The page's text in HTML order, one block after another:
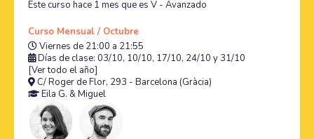
Este curso hace 1 mes que es V - Avanzado
Curso Mensual / Octubre
Viernes de 21:00 a 21:55
Días de clase: 03/10, 10/10, 17/10, 24/10 y 31/10
[Ver todo el año]
C/ Roger de Flor, 293 - Barcelona (Gràcia)
Eila G. & Miguel